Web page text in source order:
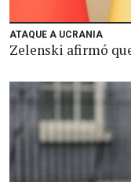
ATAQUE A UCRANIA
Zelenski afirmó